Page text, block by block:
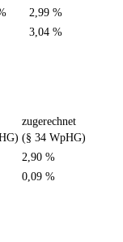
2,99 %
3,04 %
zugerechnet
(§ 34 WpHG)
2,90 %
0,09 %